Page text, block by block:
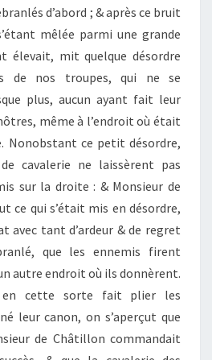
d’abord ; & après ce bruit
mêlée parmi une grande
élevait, mit quelque désordre
de nos troupes, qui ne se
plus, aucun ayant fait leur
même à l’endroit où était
Nonobstant ce petit désordre,
cavalerie ne laissèrent pas
sur la droite : & Monsieur de
ce qui s’était mis en désordre,
avec tant d’ardeur & de regret
que les ennemis firent
autre endroit où ils donnèrent.
en cette sorte fait plier les
leur canon, on s’aperçut que
de Châtillon commandait